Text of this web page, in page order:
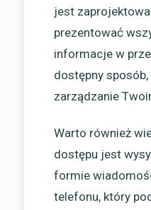
jest
prezentować
informacje w
dostępny sposób,
zarządzanie
Warto również
dostępu jest
formie
telefonu, który